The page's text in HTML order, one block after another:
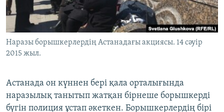
ЖАЗЫЛЫҢЫЗ
Басқа тілдерде
Наразы борышкерлердің Астанадағы акциясы. 14 сәуір
2015 жыл.
Астанада он күннен бері қала орталығында
наразылық танытып жатқан бірнеше борышкерді
бүгін полиция ұстап әкеткен. Борышкерлердің бірі